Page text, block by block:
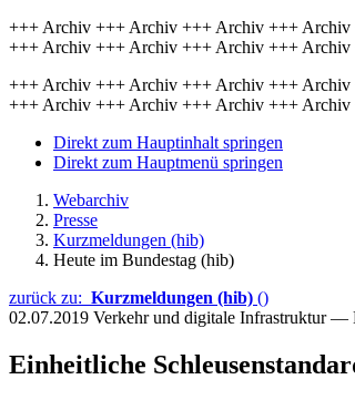
+++ Archiv +++ Archiv +++ Archiv +++
+++ Archiv +++ Archiv +++ Archiv +++
+++ Archiv +++ Archiv +++ Archiv +++
+++ Archiv +++ Archiv +++ Archiv +++
Direkt zum Hauptinhalt springen
Direkt zum Hauptmenü springen
Webarchiv
Presse
Kurzmeldungen (hib)
Heute im Bundestag (hib)
zurück zu: Kurzmeldungen (hib) ()
02.07.2019 Verkehr und digitale Infrastruktur
Einheitliche